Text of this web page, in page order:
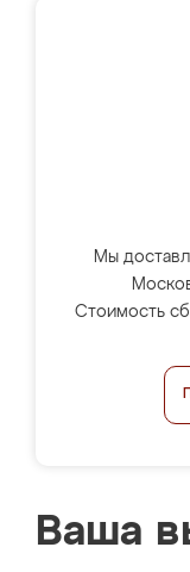
Мы
Стоимость
Ваша